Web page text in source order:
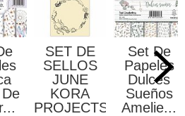
SET DE
SELLOS
JUNE
KORA
PROJECTS
Set De
Papeles
Dulces
Sueños
Amelie...